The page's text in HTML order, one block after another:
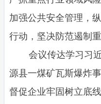
加强公共安全管理，
行动，坚决防范遏制
会议传达学习习近
源县一煤矿瓦斯爆炸
督促企业牢固树立底